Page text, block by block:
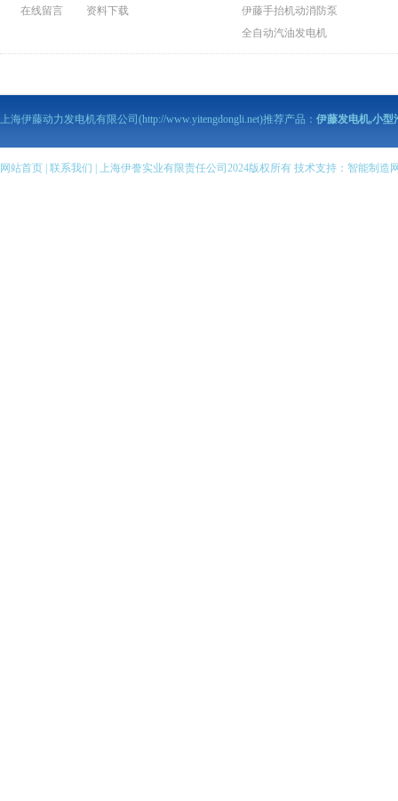
在线留言
资料下载
伊藤手抬机动消防泵
全自动汽油发电机
伊藤动力泥浆泵
伊藤马路切割机
伊藤柴油发电机
伊藤汽油机抽水泵
上海伊藤动力发电机有限公司(http://www.yitengdongli.net)推荐产品： 伊藤发电机,小型
网站首页 | 联系我们 | 上海伊誊实业有限责任公司2024版权所有 技术支持： 智能制造